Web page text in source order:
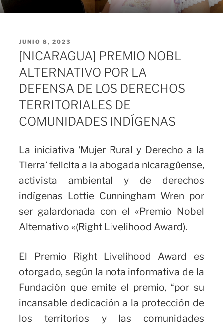
PUBLICADO
EL
JUNIO 8, 2023
[NICARAGUA] PREMIO NOBL
ALTERNATIVO POR LA
DEFENSA DE LOS DERECHOS
TERRITORIALES DE
COMUNIDADES INDÍGENAS
La iniciativa ‘Mujer Rural y Derecho a la
Tierra’ felicita a la abogada nicaragüense,
activista ambiental y de derechos
indígenas Lottie Cunningham Wren por
ser galardonada con el «Premio Nobel
Alternativo «(Right Livelihood Award).
El Premio Right Livelihood Award es
otorgado, según la nota informativa de la
Fundación que emite el premio, “por su
incansable dedicación a la protección de
los territorios y las comunidades